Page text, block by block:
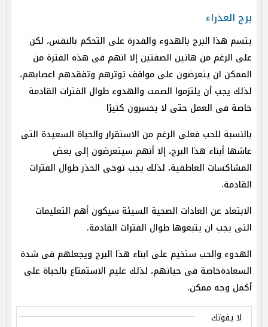
برج العذراء
يتسم هذا البرج بالهدوء والقدرة على التحكم بالنفس، لكن
على الرغم من هاتين الصفتين إلا انهم فى هذه الفترة من
الممكن ان يتعرضون على مواقف توترهم وتفقدهم اعصابهم،
لذلك يجب أن يلتزموا الصمت والهدوء طوال الفترات القادمة
خاصة فى العمل حتى لا يخسرون كثيرًا
بالنسبة للحب فعلى الرغم من الاستقرار والحياة السعيدة التى
عاشها أبناء هذا البرج، إلا أنهم سيتعرضون إلى بعض
المشاكسات العاطفية، لذلك يجب توخى الحذر طوال الفترات
القادمة.
الابتعاد عن العادات الصحية السيئة سيكون أهم التعليمات
التى يجب ان يتبعوها طوال الفترات القادمة.
الهدوء والحب ستخيم على ابناء هذا البرج ويجعلهم فى شدة
السعادةخاصة فى حياتهم، لذلك عليم الاستمتاع بالحياة على
أكمل وجه ممكن.
لا يفوتك